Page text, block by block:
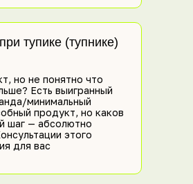
тупике (тупнике)
но не понятно что
Есть выигранный
минимальный
продукт, но каков
шаг — абсолютно
этого
для вас